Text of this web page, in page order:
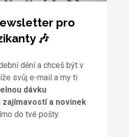
pro
🎶
dění a chceš být v
svůj e-mail a my ti
dávku
zajímavostí a novinek
do tvé pošty.